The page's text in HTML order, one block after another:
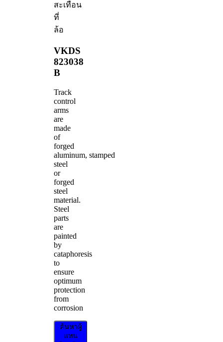
สะเทือน
ที่
ล้อ
VKDS
823038
B
Track
control
arms
are
made
of
forged
aluminum, stamped
steel
or
forged
steel
material.
Steel
parts
are
painted
by
cataphoresis
to
ensure
optimum
protection
from
corrosion
ค้นหาผู้
แทน